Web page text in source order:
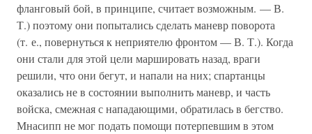
фланговый бой, в принципе, считает возможным. — В.
Т.) поэтому они попытались сделать маневр поворота
(т. е., повернуться к неприятелю фронтом — В. Т.). Когда
они стали для этой цели маршировать назад, враги
решили, что они бегут, и напали на них; спартанцы
оказались не в состоянии выполнить маневр, и часть
войска, смежная с нападающими, обратилась в бегство.
Мнасипп не мог подать помощи потерпевшим в этом